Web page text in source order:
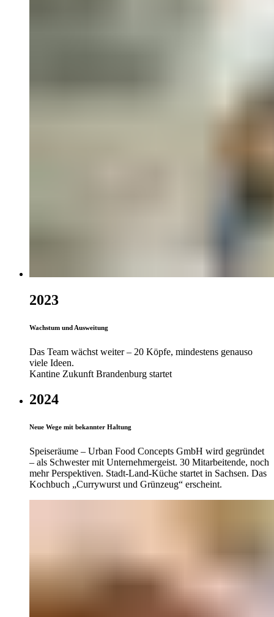
2023
Wachstum und Ausweitung
Das Team wächst weiter – 20 Köpfe, mindestens genauso
viele Ideen.
Kantine Zukunft Brandenburg startet
2024
Neue Wege mit bekannter Haltung
Speiseräume – Urban Food Concepts GmbH wird gegründet
– als Schwester mit Unterneh­mergeist. 30 Mitarbei­tende, noch
mehr Perspektiven. Stadt-Land-Küche startet in Sachsen. Das
Kochbuch „Currywurst und Grünzeug“ erscheint.